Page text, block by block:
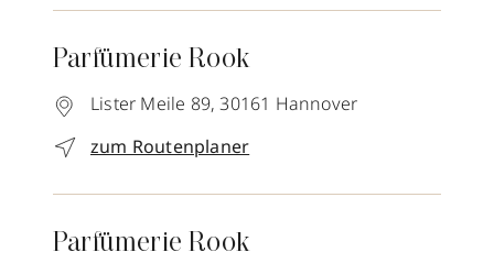
Parfümerie Rook
Lister Meile 89, 30161 Hannover
zum Routenplaner
Parfümerie Rook